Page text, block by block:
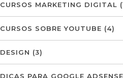
CURSOS MARKETING DIGITAL
CURSOS SOBRE YOUTUBE (4)
DESIGN (3)
DICAS PARA GOOGLE ADSENSE